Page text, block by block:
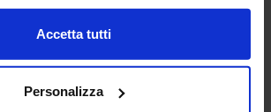
Accetta tutti
Personalizza